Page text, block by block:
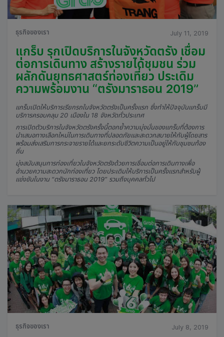
ธุรกิจของเรา July 11, 2019
แกร็บ รุกเปิดบริการในจังหวัดตรัง เชื่อม
ต่อการเดินทาง สร้างรายได้ชุมชน ร่วม
ผลักดันยุทธศาสตร์ท่องเที่ยว ประเดิม
ความพร้อมงาน “ตรังมาราธอน 2019”
แกร็บเปิดให้บริการเรียกรถในจังหวัดตรังเป็นครั้งแรก ซึ่งทำให้ปัจจุบันแกร็บมี
บริการครอบคลุม 20 เมืองใน 18 จังหวัดทั่วประเทศ
การเปิดตัวบริการในจังหวัดตรังครั้งนี้ตอกย้ำความมุ่งมั่นของแกร็บที่ต้องการ
นำเสนอทางเลือกใหม่ในการเดินทางที่ปลอดภัยและสะดวกสบายให้กับผู้โดยสาร
พร้อมส่งเสริมการกระจายรายได้และยกระดับชีวิตความเป็นอยู่ให้กับชุมชนท้อง
ถิ่น
มุ่งสนับสนุนการท่องเที่ยวในจังหวัดตรังด้วยการเชื่อมต่อการเดินทางเพื่อ
อำนวยความสะดวกนักท่องเที่ยว โดยประเดิมให้บริการเป็นครั้งแรกสำหรับผู้
แข่งขันในงาน “ตรังมาราธอน 2019” รวมถึงบุคคลทั่วไป
ธุรกิจของเรา July 8, 2019